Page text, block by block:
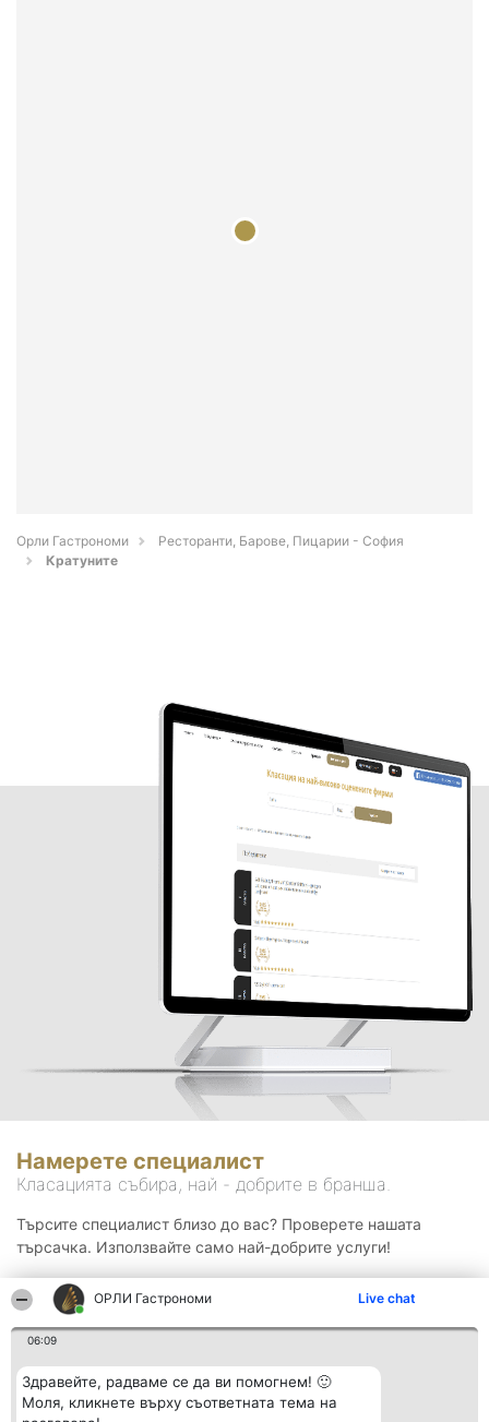
ОРЛИ Гастрономи Live chat
06:09
Здравейте, радваме се да ви помогнем! 🙂
Моля, кликнете върху съответната тема на
Орли Гастрономи
Ресторанти, Барове, Пицарии - София
Кратуните
Намерете специалист
Класацията събира, най - добрите в бранша.
Търсите специалист близо до вас? Проверете нашата
търсачка. Използвайте само най-добрите услуги!